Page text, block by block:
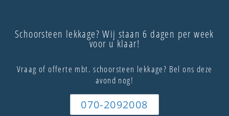
Schoorsteen lekkage? Wij staan 6 dagen per week
voor u klaar!
Vraag of offerte mbt. schoorsteen lekkage? Bel ons deze
avond nog!
070-2092008